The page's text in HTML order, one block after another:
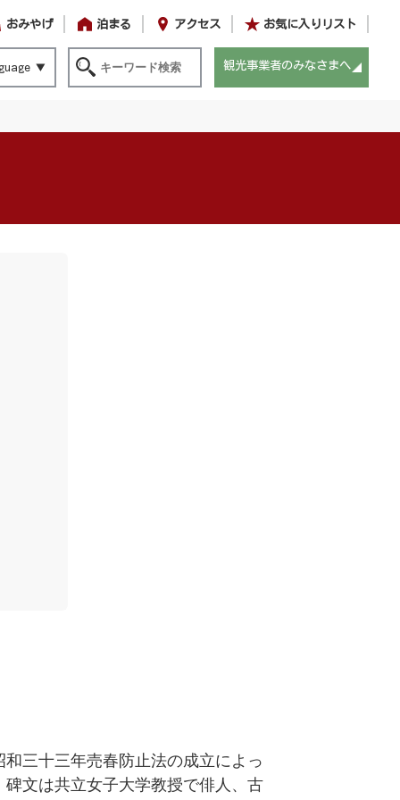
おみやげ 泊まる アクセス お気に入りリスト
観光事業者のみなさまへ
三十三年売春防止法の成立によっ
文は共立女子大学教授で俳人、古